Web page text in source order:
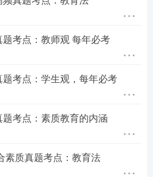
考点：教师观 每年必考
考点：学生观，每年必考
考点：素质教育的内涵
素质真题考点：教育法